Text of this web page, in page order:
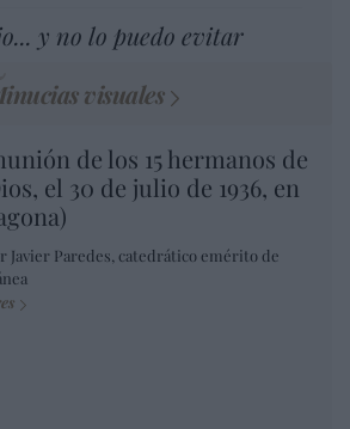
y no lo puedo evitar
visuales
de los 15 hermanos de
el 30 de julio de 1936, en
Javier Paredes, catedrático emérito de